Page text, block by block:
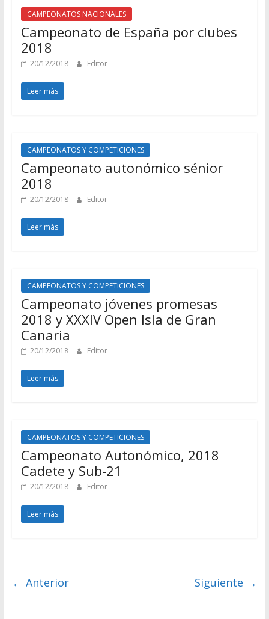
CAMPEONATOS NACIONALES
Campeonato de España por clubes
2018
20/12/2018 Editor
Leer más
CAMPEONATOS Y COMPETICIONES
Campeonato autonómico sénior
2018
20/12/2018 Editor
Leer más
CAMPEONATOS Y COMPETICIONES
Campeonato jóvenes promesas
2018 y XXXIV Open Isla de Gran
Canaria
20/12/2018 Editor
Leer más
CAMPEONATOS Y COMPETICIONES
Campeonato Autonómico, 2018
Cadete y Sub-21
20/12/2018 Editor
Leer más
← Anterior Siguiente →